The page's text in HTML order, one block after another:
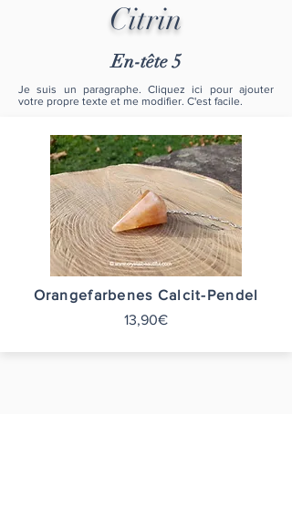
Citrin
En-tête 5
Je suis un paragraphe. Cliquez ici pour ajouter
votre propre texte et me modifier. C'est facile.
Orangefarbenes Calcit-Pendel
13,90€